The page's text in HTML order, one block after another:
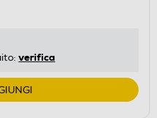
verifica